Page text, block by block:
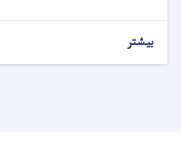
بیشتر